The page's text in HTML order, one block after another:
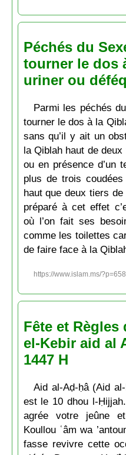
Péchés du
tourner le dos
uriner ou
Parmi les péchés
tourner le dos à la
sans qu’il y ait un
la Qiblah haut de
ou en présence d’un
plus de trois
haut que deux tiers
préparé à cet effet
où l’on fait ses
comme les toilettes
de faire face à la
https://www.islam.ms/?p=658
Fête et Règles
el-Kebir aid al
1447 H
Aid al-Aḍ-ḥâ (Aid
est le 10 dhou l-
agrée votre jeûne
Koullou ʿâm wa
fasse revivre cette